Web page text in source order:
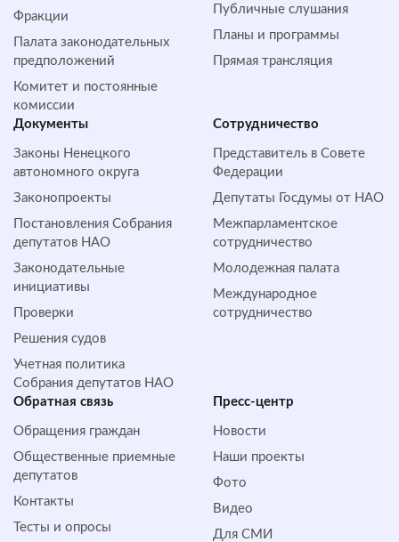
Фракции
Палата законодательных
предположений
Комитет и постоянные
комиссии
Публичные слушания
Планы и программы
Прямая трансляция
Документы
Законы Ненецкого
автономного округа
Законопроекты
Постановления Собрания
депутатов НАО
Законодательные
инициативы
Проверки
Решения судов
Учетная политика
Собрания депутатов НАО
Сотрудничество
Представитель в Совете
Федерации
Депутаты Госдумы от НАО
Межпарламентское
сотрудничество
Молодежная палата
Международное
сотрудничество
Обратная cвязь
Обращения граждан
Общественные приемные
депутатов
Контакты
Тесты и опросы
Пресс-центр
Новости
Наши проекты
Фото
Видео
Для СМИ